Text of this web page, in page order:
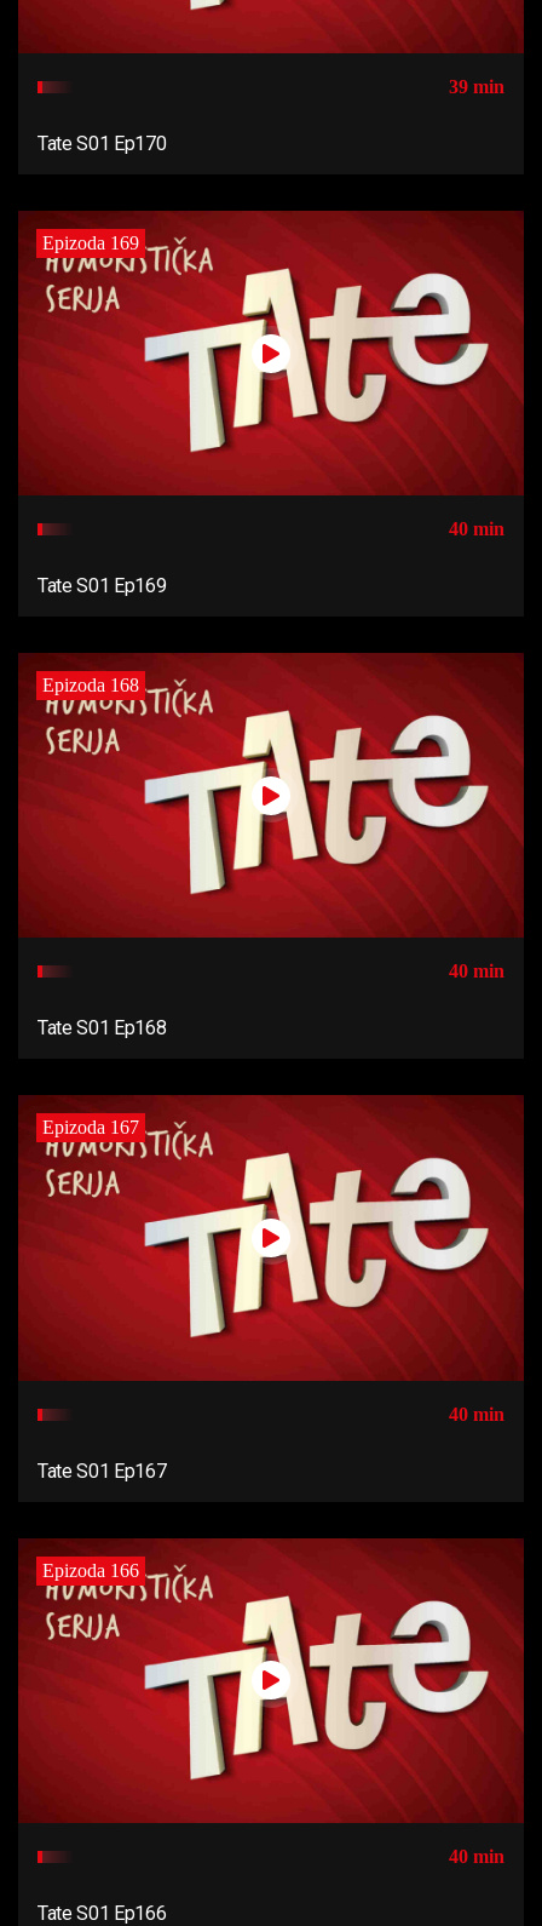
39 min
Tate S01 Ep170
Epizoda 169
40 min
Tate S01 Ep169
Epizoda 168
40 min
Tate S01 Ep168
Epizoda 167
40 min
Tate S01 Ep167
Epizoda 166
40 min
Tate S01 Ep166